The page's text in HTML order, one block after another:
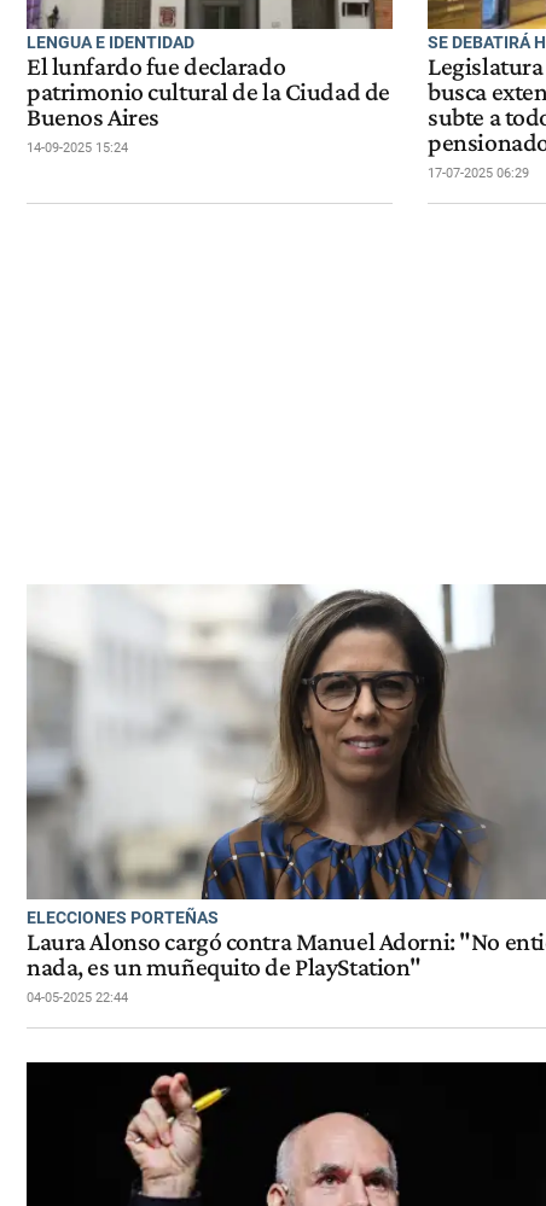
LENGUA E IDENTIDAD
El lunfardo fue declarado
patrimonio cultural de la Ciudad de
Buenos Aires
14-09-2025 15:24
SE DEBATIRÁ
busca
subte a
17-07-2025 06:29
ELECCIONES PORTEÑAS
Laura Alonso cargó contra Manuel Adorni: "No
nada, es un muñequito de PlayStation"
04-05-2025 22:44